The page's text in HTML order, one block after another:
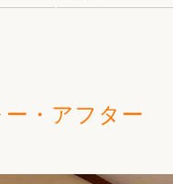
ー・アフター